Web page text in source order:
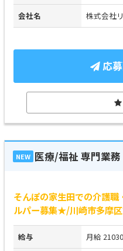
会社名 株式会社
応
NEW 医療/福祉 専門業務
そんぽの家生田での介護
ルパー募集★/川崎市多摩
給与 月給